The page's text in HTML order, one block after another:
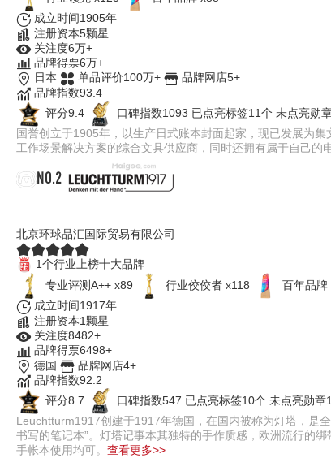
成立时间1905年
注册资本5颗星
关注度6万+
品牌得票6万+
日本
单品评价100万+
品牌网店5+
品牌指数93.4
评分9.4
口碑指数1093 已点亮标签11个 未点亮勋
国誉创立于1905年，以生产日式账本封面起家，现已发展为
工作场景解决方案的综合文具供应商，同时还拥有属于自己
NO.2
北京环球品汇国际贸易有限公司
1个行业上榜十大品牌
专业​评测A++ x89
行业佼佼者 x118
百年品牌
成立时间1917年
注册资本1颗星
关注度8482+
品牌得票6498+
德国
品牌网店4+
品牌指数92.2
评分8.7
口碑指数547 已点亮标签10个 未点亮勋章
Leuchtturm1917创建于1917年德国，在国内被称为灯塔，是
书写的笔记本”。灯塔记事本其独特的手作质感，欧洲流行的
手帐本使用均可。 查看更多>>